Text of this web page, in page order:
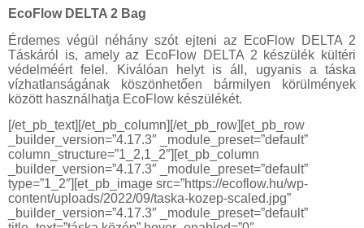
EcoFlow DELTA 2 Bag
Érdemes végül néhány szót ejteni az EcoFlow DELTA 2
Táskáról is, amely az EcoFlow DELTA 2 készülék kültéri
védelméért felel. Kiválóan helyt is áll, ugyanis a táska
vízhatlanságának köszönhetően bármilyen körülmények
között használhatja EcoFlow készülékét.
[/et_pb_text][/et_pb_column][/et_pb_row][et_pb_row
_builder_version=”4.17.3″ _module_preset=”default”
column_structure=”1_2,1_2″][et_pb_column
_builder_version=”4.17.3″ _module_preset=”default”
type=”1_2″][et_pb_image src=”https://ecoflow.hu/wp-
content/uploads/2022/09/taska-kozep-scaled.jpg”
_builder_version=”4.17.3″ _module_preset=”default”